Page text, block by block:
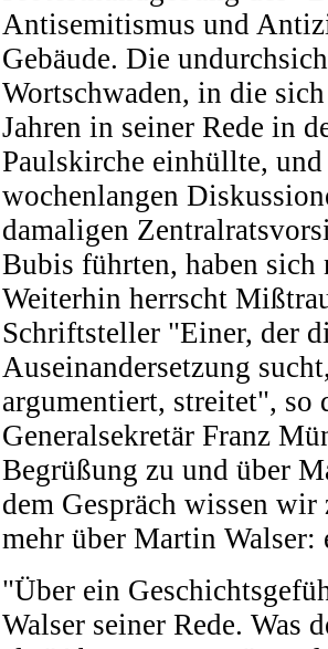
Antisemitismus und
Gebäude. Die
Wortschwaden, in die
Jahren in seiner Rede in
Paulskirche einhüllte,
wochenlangen
damaligen
Bubis führten, haben sich
Weiterhin herrscht
Schriftsteller "Einer, der
Auseinandersetzung
argumentiert, streitet", so
Generalsekretär Franz
Begrüßung zu und über
dem Gespräch wissen wir
mehr über Martin Walser:
"Über ein
Walser seiner Rede. Was